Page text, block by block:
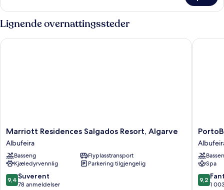
Lignende overnattingssteder
Marriott
Residences
Salgados
Resort,
Algarve
Albufeira
Marriott Residences Salgados Resort, Algarve
Albufeira
Basseng
Flyplasstransport
Kjæledyrvennlig
Parkering tilgjengelig
9.4
av
9,4 Suverent
78 anmeldelser
Marriott Residences Salgados Resort, Algarve
Falésia
Spa
9.2
av
9,2
1